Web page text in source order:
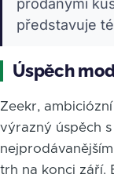
prodanými
představuje
Úspěch
Zeekr,
výrazný úspěch s
trh na konci září.